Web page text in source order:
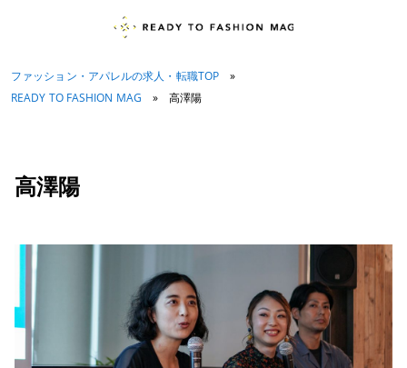
ファッション・アパレルの求人・転職TOP
»
READY TO FASHION MAG
» 高澤陽
高澤陽